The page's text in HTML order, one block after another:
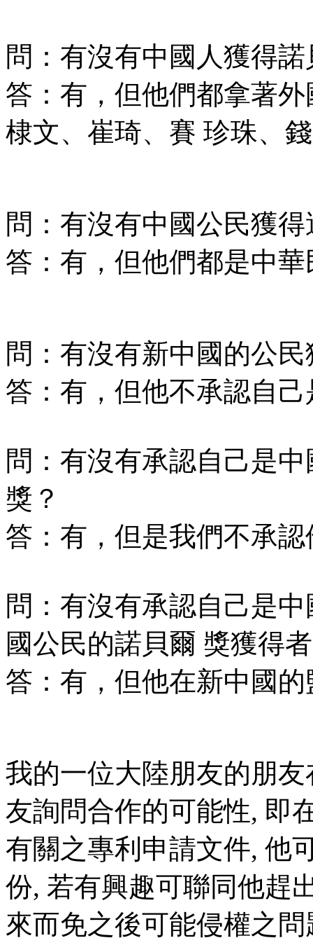
問：有沒有中國人獲得
答：有，但他們都拿著
棣文、崔琦、賽 珍珠、
問：有沒有中國公民獲
答：有，但他們都是中
問：有沒有新中國的公
答：有，但他不承認自
問：有沒有承認自己是
獎？
答：有，但是我們不承
問：有沒有承認自己是
國公民的諾貝爾 獎獲得
答：有，但他在新中國
我的一位大陸朋友的朋
友詢問合作的可能性, 即
有關之專利申請文件, 他
份, 若有興趣可聯同他趕
來而免之後可能侵權之